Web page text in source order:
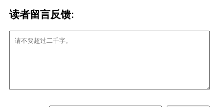
读者留言反馈: